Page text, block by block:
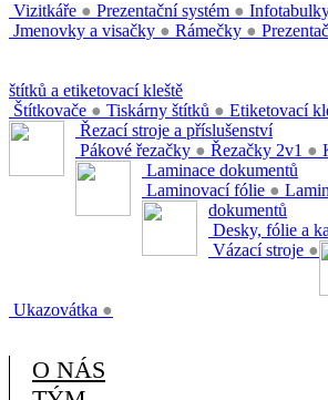
Vizitkáře ● Prezentační systém ●
Jmenovky a visačky ● Rámečky ●
štítků a etiketovací kleště
Štítkovače ● Tiskárny štítků ● Etiketovací
Řezací stroje a příslušenství
Pákové řezačky ● Řezačky 2v1 ●
Laminace dokumentů
Laminovací fólie ●
dokumentů
Desky, fólie a
Vázací stroje ●
Ukazovátka ●
O NÁS